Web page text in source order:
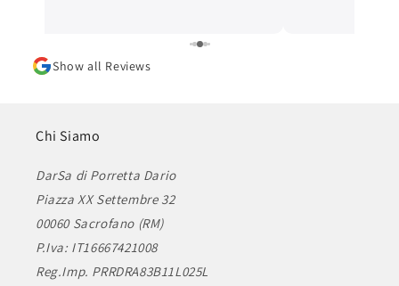
Show all Reviews
Chi Siamo
DarSa di Porretta Dario
Piazza XX Settembre 32
00060 Sacrofano (RM)
P.Iva: IT16667421008
Reg.Imp. PRRDRA83B11L025L